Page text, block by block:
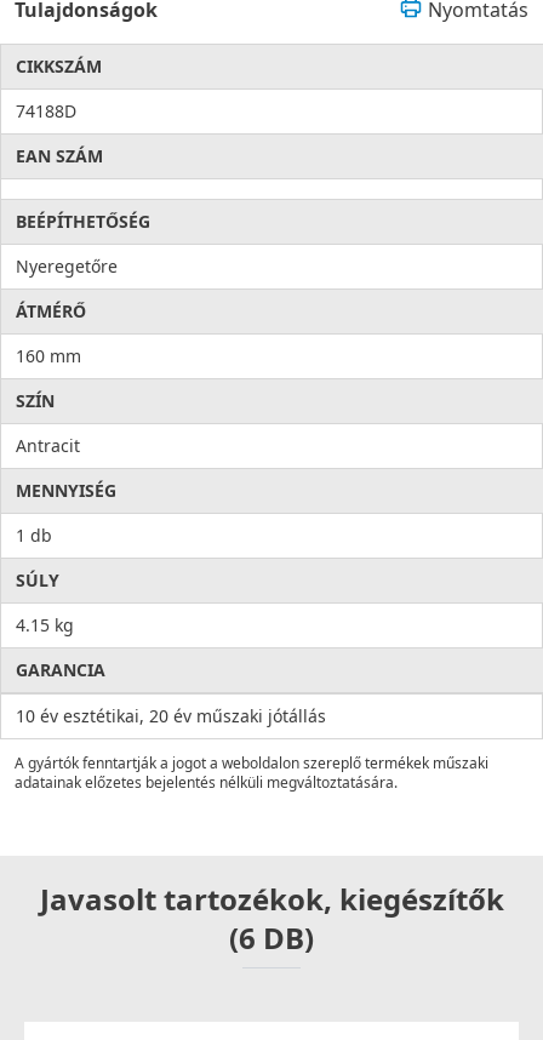
Tulajdonságok Nyomtatás
CIKKSZÁM
74188D
EAN SZÁM
BEÉPÍTHETŐSÉG
Nyeregetőre
ÁTMÉRŐ
160 mm
SZÍN
Antracit
MENNYISÉG
1 db
SÚLY
4.15 kg
GARANCIA
10 év esztétikai, 20 év műszaki jótállás
A gyártók fenntartják a jogot a weboldalon szereplő termékek műszaki
adatainak előzetes bejelentés nélküli megváltoztatására.
Javasolt tartozékok, kiegészítők
(6 DB)